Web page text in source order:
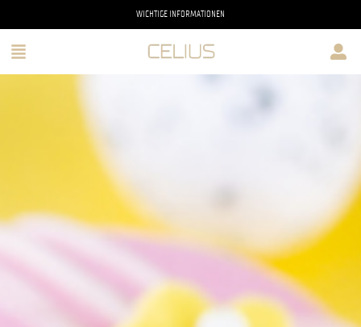
WICHTIGE INFORMATIONEN